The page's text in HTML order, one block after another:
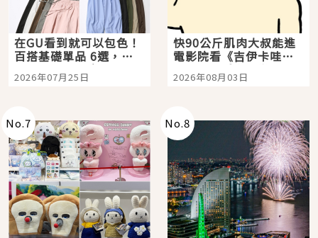
在GU看到就可以包色！
百搭基礎單品 6選，閉
眼全收也不心疼
2026年07月25日
快90公斤肌肉大叔能進
電影院看《吉伊卡哇》
嗎？日本重金屬樂團
「打首」會長與nagano
2026年08月03日
No.7 No.8